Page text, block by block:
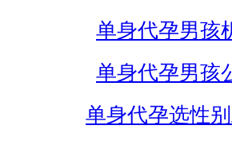
单身代孕男孩
单身代孕男孩
单身代孕选性